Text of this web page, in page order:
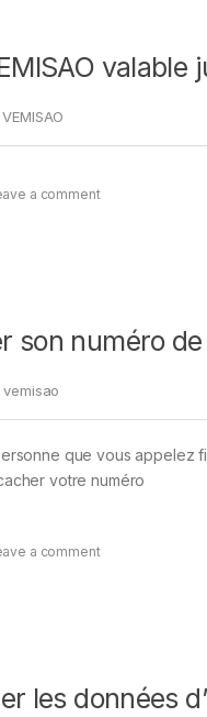
valable
VEMISAO
a comment
son numéro
vemisao
que vous appelez
votre numéro
a comment
les données